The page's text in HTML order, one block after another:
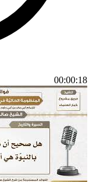
00:00:18